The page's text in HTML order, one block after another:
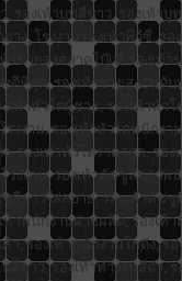
องเท้าบูทสีขาว, รองเท้
, โรงงานรองเท้าพีวีซี,
ขายส่งตลาดโบ๊เบ๊, รอง
ดีที่สุด, รองเท้าขายส่งอั
ท้าหัวโตผู้ชาย, รองเท้า
งงาน, รองเท้าหัวโตพนั
องเท้าหัวโตราคาถูก, ร
งงาน, รองเท้าคัชชูสีขา
าวใส่สบาย, รองเท้าคัช
าพนักงานฝ่ายผลิต, รอง
, รองเท้าพนักงานโกดัง,
ขาว, รองเท้าทำงานสีดำ